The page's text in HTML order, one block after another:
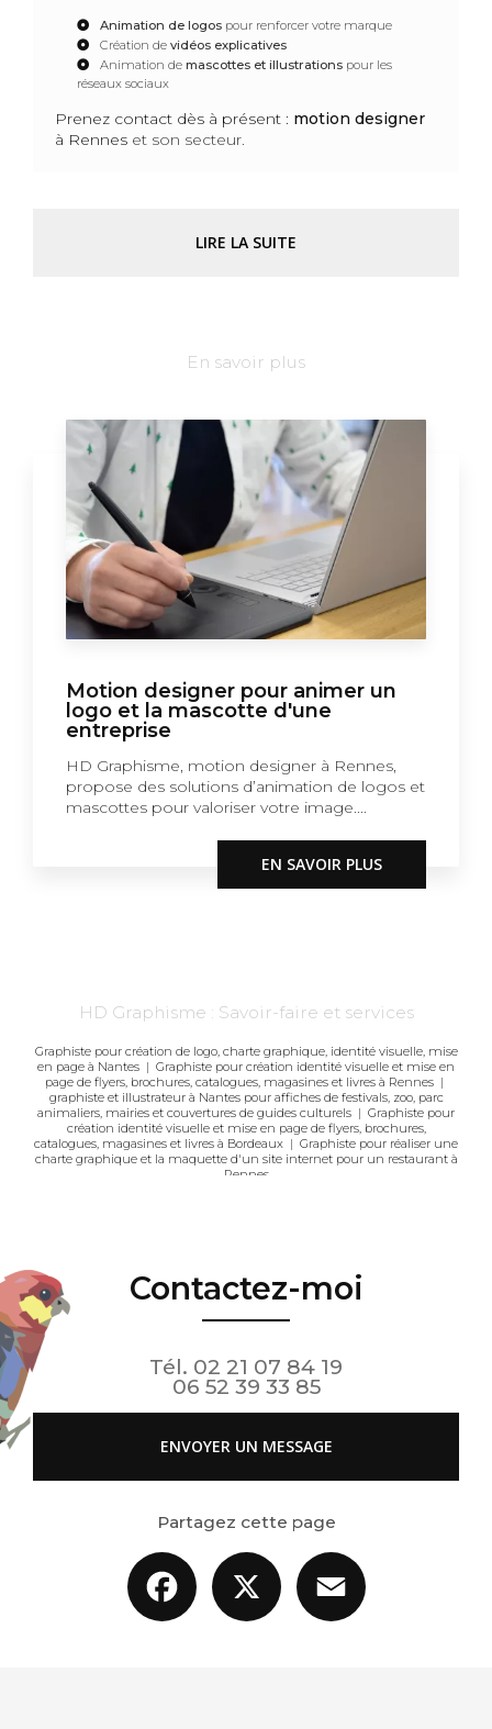
Animation de logos pour renforcer votre marque
Création de vidéos explicatives
Animation de mascottes et illustrations pour les
réseaux sociaux
Prenez contact dès à présent : motion designer
à Rennes et son secteur.
LIRE LA SUITE
En savoir plus
Motion designer pour animer un
logo et la mascotte d'une
entreprise
HD Graphisme, motion designer à Rennes,
propose des solutions d’animation de logos et
mascottes pour valoriser votre image....
EN SAVOIR PLUS
HD Graphisme : Savoir-faire et services
Graphiste pour création de logo, charte graphique, identité visuelle, mise
en page à Nantes | Graphiste pour création identité visuelle et mise en
page de flyers, brochures, catalogues, magasines et livres à Rennes |
graphiste et illustrateur à Nantes pour affiches de festivals, zoo, parc
animaliers, mairies et couvertures de guides culturels | Graphiste pour
création identité visuelle et mise en page de flyers, brochures,
catalogues, magasines et livres à Bordeaux | Graphiste pour réaliser une
charte graphique et la maquette d'un site internet pour un restaurant à
Rennes
Contactez-moi
Tél. 02 21 07 84 19
06 52 39 33 85
ENVOYER UN MESSAGE
Partagez cette page
Facebook